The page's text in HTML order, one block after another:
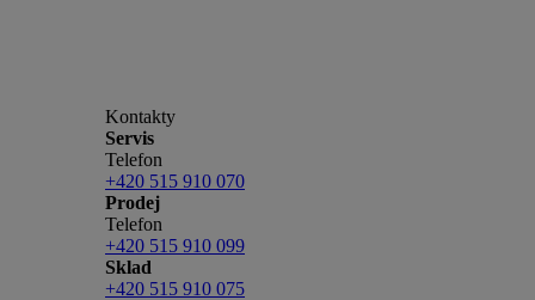
Kontakty
Servis
Telefon
+420 515 910 070
Prodej
Telefon
+420 515 910 099
Sklad
+420 515 910 075